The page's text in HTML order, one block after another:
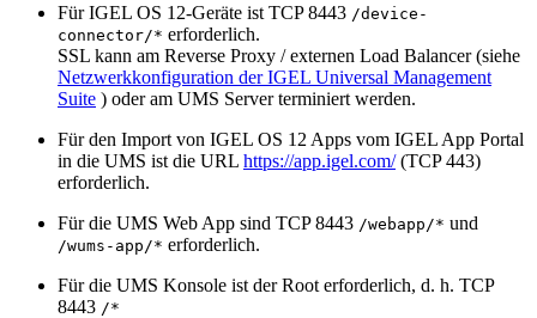
Für IGEL OS 12-Geräte ist TCP 8443 /device-
connector/* erforderlich.
SSL kann am Reverse Proxy / externen Load Balancer (siehe
Netzwerkkonfiguration der IGEL Universal Management
Suite ) oder am UMS Server terminiert werden.
Für den Import von IGEL OS 12 Apps vom IGEL App Portal
in die UMS ist die URL https://app.igel.com/(TCP 443)
erforderlich.
Für die UMS Web App sind TCP 8443 /webapp/* und
/wums-app/* erforderlich.
Für die UMS Konsole ist der Root erforderlich, d. h. TCP
8443 /*